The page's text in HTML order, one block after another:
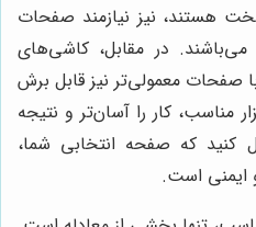
هستند، نیز نیازمند صفحات
در مقابل، کاشی‌های
صفحات معمولی‌تر نیز قابل برش
مناسب، کار را آسان‌تر و نتیجه
کنید که صفحه انتخابی شما،
ایمنی است.